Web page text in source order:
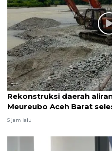
Rekonstruksi daerah
Meureubo Aceh Barat
5 jam lalu